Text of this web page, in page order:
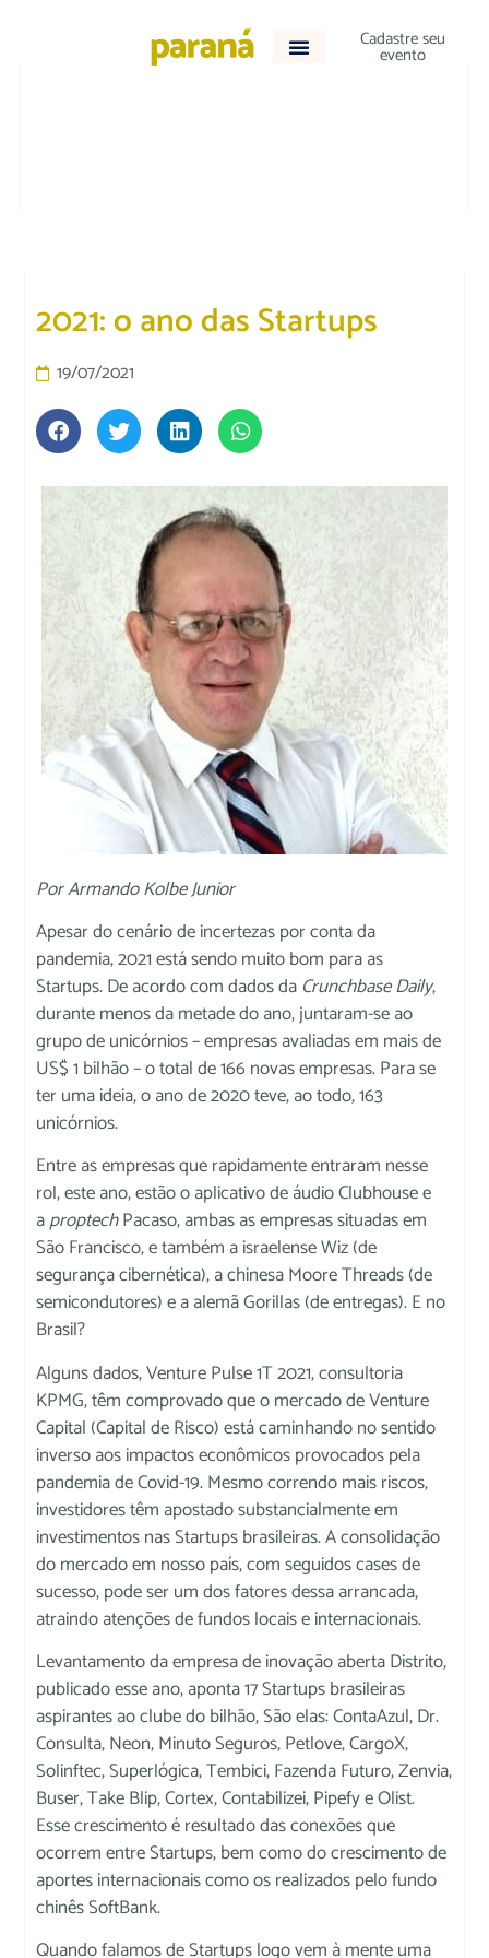
Cadastre seu
evento
2021: o ano das Startups
19/07/2021
Por Armando Kolbe Junior
Apesar do cenário de incertezas por conta da
pandemia, 2021 está sendo muito bom para as
Startups. De acordo com dados da Crunchbase Daily,
durante menos da metade do ano, juntaram-se ao
grupo de unicórnios – empresas avaliadas em mais de
US$ 1 bilhão – o total de 166 novas empresas. Para se
ter uma ideia, o ano de 2020 teve, ao todo, 163
unicórnios.
Entre as empresas que rapidamente entraram nesse
rol, este ano, estão o aplicativo de áudio Clubhouse e
aproptechPacaso, ambas as empresas situadas em
São Francisco, e também a israelense Wiz (de
segurança cibernética), a chinesa Moore Threads (de
semicondutores) e a alemã Gorillas (de entregas). E no
Brasil?
Alguns dados, Venture Pulse 1T 2021, consultoria
KPMG, têm comprovado que o mercado de Venture
Capital (Capital de Risco) está caminhando no sentido
inverso aos impactos econômicos provocados pela
pandemia de Covid-19. Mesmo correndo mais riscos,
investidores têm apostado substancialmente em
investimentos nas Startups brasileiras. A consolidação
do mercado em nosso país, com seguidos cases de
sucesso, pode ser um dos fatores dessa arrancada,
atraindo atenções de fundos locais e internacionais.
Levantamento da empresa de inovação aberta Distrito,
publicado esse ano, aponta 17 Startups brasileiras
aspirantes ao clube do bilhão, São elas: ContaAzul, Dr.
Consulta, Neon, Minuto Seguros, Petlove, CargoX,
Solinftec, Superlógica, Tembici, Fazenda Futuro, Zenvia,
Buser, Take Blip, Cortex, Contabilizei, Pipefy e Olist.
Esse crescimento é resultado das conexões que
ocorrem entre Startups, bem como do crescimento de
aportes internacionais como os realizados pelo fundo
chinês SoftBank.
Quando falamos de Startups logo vem à mente uma